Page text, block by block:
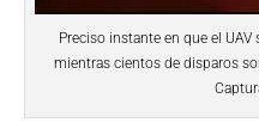
Preciso instante en que el
mientras cientos de disparos